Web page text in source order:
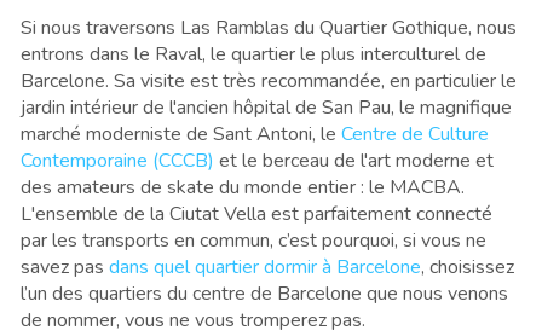
Si nous traversons Las Ramblas du Quartier Gothique, nous
entrons dans le Raval, le quartier le plus interculturel de
Barcelone. Sa visite est très recommandée, en particulier le
jardin intérieur de l'ancien hôpital de San Pau, le magnifique
marché moderniste de Sant Antoni, le Centre de Culture
Contemporaine (CCCB) et le berceau de l'art moderne et
des amateurs de skate du monde entier : le MACBA.
L'ensemble de la Ciutat Vella est parfaitement connecté
par les transports en commun, c’est pourquoi, si vous ne
savez pas dans quel quartier dormir à Barcelone, choisissez
l’un des quartiers du centre de Barcelone que nous venons
de nommer, vous ne vous tromperez pas.